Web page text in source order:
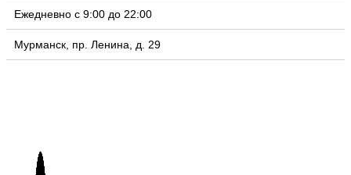
Ежедневно с 9:00 до 22:00
Мурманск, пр. Ленина, д. 29